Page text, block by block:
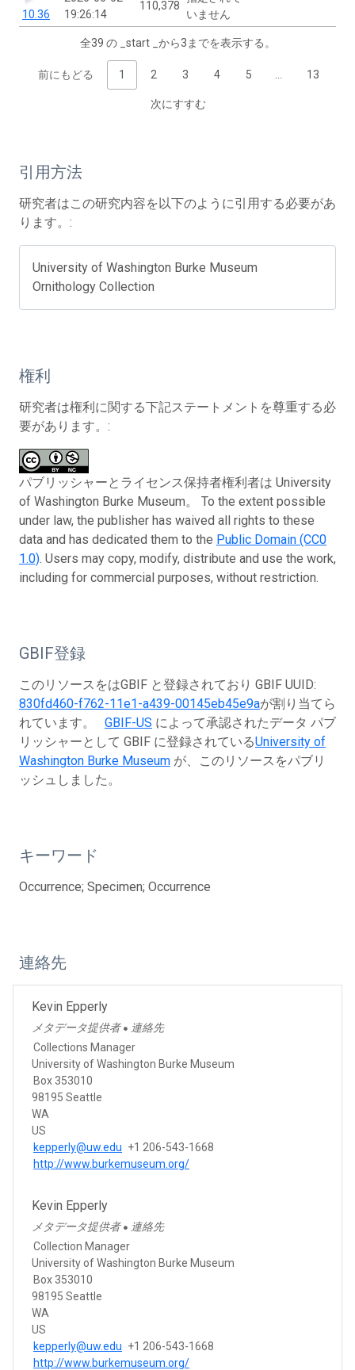
10.36
19:26:14
110,378
いません
全39 の _start _から3までを表示する。
前にもどる 1 2 3 4 5 13
次にすすむ
引用方法
研究者はこの研究内容を以下のように引用する必要があ
ります。:
University of Washington Burke Museum
Ornithology Collection
権利
研究者は権利に関する下記ステートメントを尊重する必
要があります。:
パブリッシャーとライセンス保持者権利者は University
of Washington Burke Museum。 To the extent possible
under law, the publisher has waived all rights to these
data and has dedicated them to the Public Domain (CC0
1.0). Users may copy, modify, distribute and use the work,
including for commercial purposes, without restriction.
GBIF登録
このリソースをはGBIF と登録されており GBIF UUID:
830fd460-f762-11e1-a439-00145eb45e9aが割り当てら
れています。 GBIF-US によって承認されたデータ パブ
リッシャーとして GBIF に登録されているUniversity of
Washington Burke Museum が、このリソースをパブリ
ッシュしました。
キーワード
Occurrence; Specimen; Occurrence
連絡先
Kevin Epperly
メタデータ提供者 ● 連絡先
Collections Manager
University of Washington Burke Museum
Box 353010
98195 Seattle
WA
US
kepperly@uw.edu +1 206-543-1668
http://www.burkemuseum.org/
Kevin Epperly
メタデータ提供者 ● 連絡先
Collection Manager
University of Washington Burke Museum
Box 353010
98195 Seattle
WA
US
kepperly@uw.edu +1 206-543-1668
http://www.burkemuseum.org/